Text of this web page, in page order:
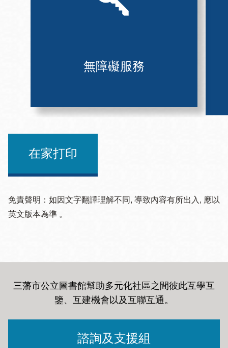
無障礙服務
在家打印
免責聲明：如因文字翻譯理解不同, 導致內容有所出入, 應以
英文版本為準 。
三藩市公立圖書館幫助多元化社區之間彼此互學互
鑒、互建機會以及互聯互通。
諮詢及支援組